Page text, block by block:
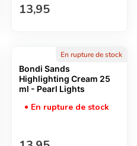
Prix normal
13,95
En rupture de stock
Bondi Sands
Highlighting Cream 25
ml - Pearl Lights
En rupture de stock